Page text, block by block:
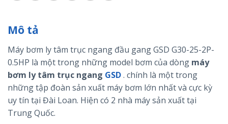
Mô tả
Máy bơm ly tâm trục ngang đầu gang GSD G30-25-2P-
0.5HP là một trong những model bơm của dòng máy
bơm ly tâm trục ngang GSD. chính là một trong
những tập đoàn sản xuất máy bơm lớn nhất và cực kỳ
uy tín tại Đài Loan. Hiện có 2 nhà máy sản xuất tại
Trung Quốc.